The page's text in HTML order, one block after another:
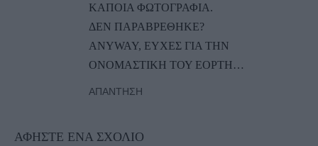
ΚΑΠΟΙΑ ΦΩΤΟΓΡΑΦΙΑ.
ΔΕΝ ΠΑΡΑΒΡΕΘΗΚΕ?
ANYWAY, ΕΥΧΕΣ ΓΙΑ ΤΗΝ
ΟΝΟΜΑΣΤΙΚΗ ΤΟΥ ΕΟΡΤΗ…
ΑΠΆΝΤΗΣΗ
ΑΦΉΣΤΕ ΈΝΑ ΣΧΌΛΙΟ